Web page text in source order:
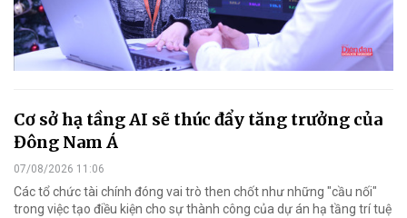
Cơ sở hạ tầng AI sẽ thúc đẩy tăng trưởng của
Đông Nam Á
07/08/2026 11:06
Các tổ chức tài chính đóng vai trò then chốt như những "cầu nối"
trong việc tạo điều kiện cho sự thành công của dự án hạ tầng trí tuệ